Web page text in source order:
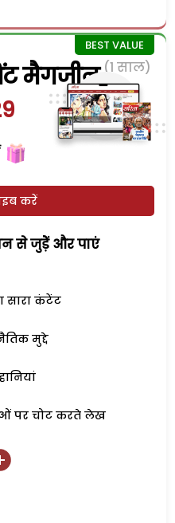
मैगजीन (1 साल)
करें
से जुड़ेें और पाएं
सारा कंटेंट
मुद्दे
पर चोट करते लेख